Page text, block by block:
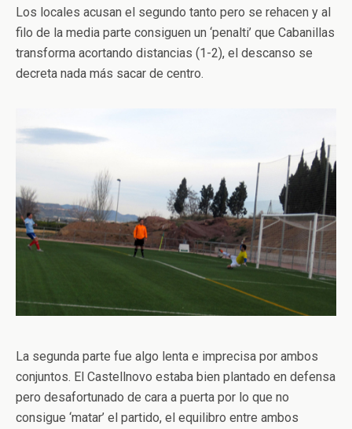
Los locales acusan el segundo tanto pero se rehacen y al
filo de la media parte consiguen un ‘penalti’ que Cabanillas
transforma acortando distancias (1-2), el descanso se
decreta nada más sacar de centro.
La segunda parte fue algo lenta e imprecisa por ambos
conjuntos. El Castellnovo estaba bien plantado en defensa
pero desafortunado de cara a puerta por lo que no
consigue ‘matar’ el partido, el equilibro entre ambos